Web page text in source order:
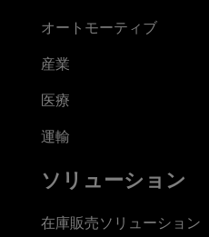
オートモーティブ
産業
医療
運輸
ソリューション
在庫販売ソリューション